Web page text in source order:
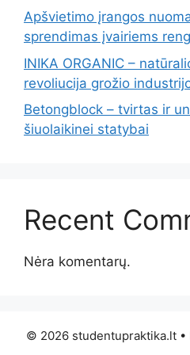
Apšvietimo įrangos
sprendimas įvairiems
INIKA ORGANIC –
revoliucija grožio
Betongblock – tvirtas ir
šiuolaikinei statybai
Recent
Nėra komentarų.
© 2026 studentupraktika.lt•